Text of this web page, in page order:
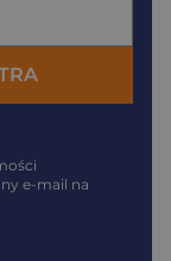
e-mail na